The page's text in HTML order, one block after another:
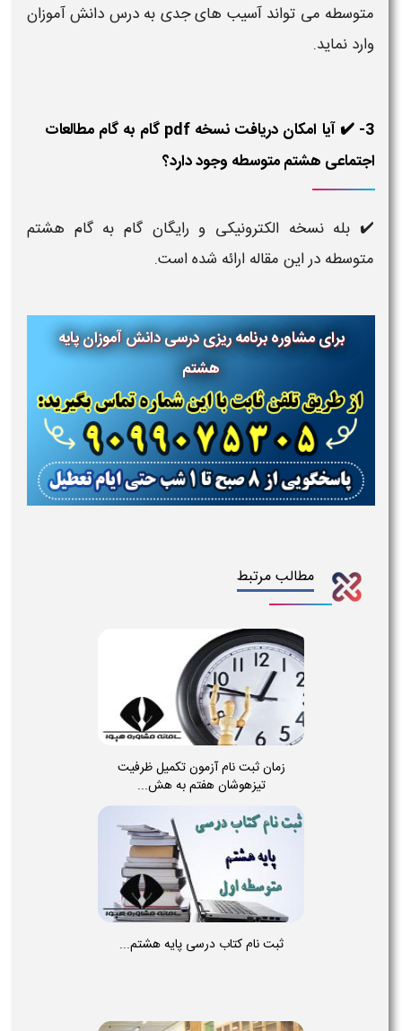
متوسطه می تواند آسیب های جدی به درس دانش آموزان
وارد نماید.
3- ✔️ آیا امکان دریافت نسخه pdf گام به گام مطالعات
اجتماعی هشتم متوسطه وجود دارد؟
✔️ بله نسخه الکترونیکی و رایگان گام به گام هشتم
متوسطه در این مقاله ارائه شده است.
برای مشاوره برنامه ریزی درسی دانش آموزان پایه
هشتم
مطالب مرتبط
زمان ثبت نام آزمون تکمیل ظرفیت
تیزهوشان هفتم به هش...
ثبت نام کتاب درسی پایه هشتم...